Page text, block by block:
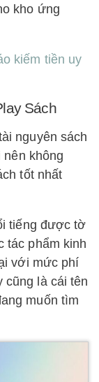
kho ứng
kiếm tiền uy
Sách
nguyên sách
không
tốt nhất
tiếng được tờ
tác phẩm kinh
với mức phí
là cái tên
muốn tìm